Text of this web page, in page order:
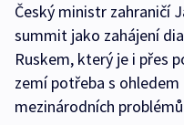
Český ministr zahraničí
summit jako zahájení
Ruskem, který je i přes
zemí potřeba s ohledem
mezinárodních